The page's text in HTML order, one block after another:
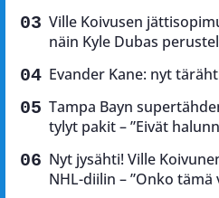
Ville Koivusen
näin Kyle Dubas
Evander Kane: nyt
Tampa Bayn
tylyt pakit – ”Eivät
Nyt jysähti! Ville
NHL-diilin – ”Onko tämä